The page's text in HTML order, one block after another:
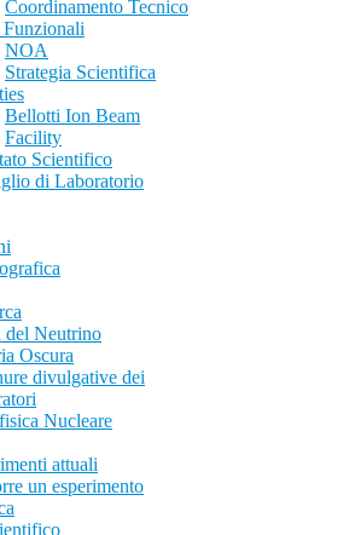
Coordinamento Tecnico
NOA
Strategia Scientifica
Bellotti Ion Beam
Facility
Scientifico
di Laboratorio
del Neutrino
Oscura
divulgative dei
Nucleare
attuali
un esperimento